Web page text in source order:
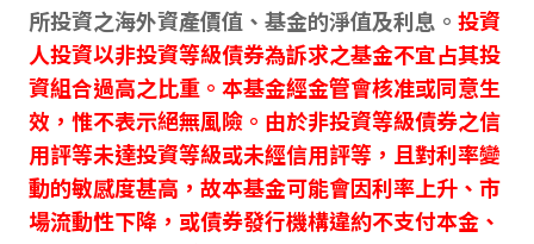
所投資之海外資產價值、基金的淨值及利息。 投資
人投資以非投資等級債券為訴求之基金不宜占其投
資組合過高之比重。本基金經金管會核准或同意生
效，惟不表示絕無風險。由於非投資等級債券之信
用評等未達投資等級或未經信用評等，且對利率變
動的敏感度甚高，故本基金可能會因利率上升、市
場流動性下降，或債券發行機構違約不支付本金、